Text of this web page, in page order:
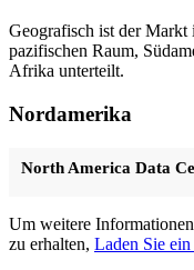
Geografisch ist der Markt
pazifischen Raum,
Afrika unterteilt.
Nordamerika
North America Data
Um weitere
zu erhalten, Laden Sie